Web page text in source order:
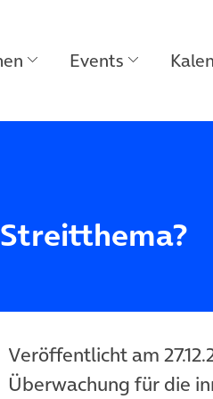
Events
Veröffentlicht am
Überwachung für die